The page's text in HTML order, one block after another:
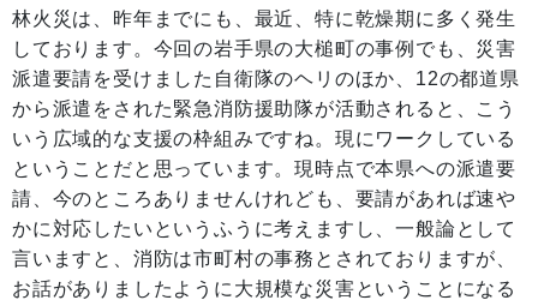
林火災は、昨年までにも、最近、特に乾燥期に多く発生
しております。今回の岩手県の大槌町の事例でも、災害
派遣要請を受けました自衛隊のヘリのほか、12の都道県
から派遣をされた緊急消防援助隊が活動されると、こう
いう広域的な支援の枠組みですね。現にワークしている
ということだと思っています。現時点で本県への派遣要
請、今のところありませんけれども、要請があれば速や
かに対応したいというふうに考えますし、一般論として
言いますと、消防は市町村の事務とされておりますが、
お話がありましたように大規模な災害ということになる